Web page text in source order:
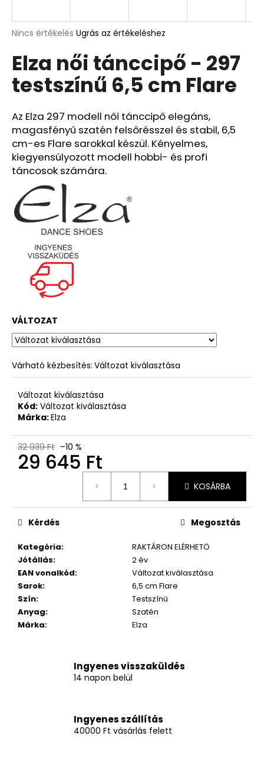
A
átlagos
értékelése
5-
ből
csillag.
Nincs értékelés Ugrás az értékeléshez
Elza női tánccipő - 297
testszínű 6,5 cm Flare
Az Elza 297 modell női tánccipő elegáns,
magasfényű szatén felsőrésszel és stabil, 6,5
cm-es Flare sarokkal készül. Kényelmes,
kiegyensúlyozott modell hobbi- és profi
táncosok számára.
VÁLTOZAT
Várható kézbesítés: Változat kiválasztása
Változat kiválasztása
Kód: Változat kiválasztása
Márka:Elza
32 939 Ft –10 %
29 645 Ft
KOSÁRBA
Kategória:
RAKTÁRON ELÉRHETÖ
Jótállás:
2 év
EAN vonalkód:
Változat kiválasztása
Sarok:
6,5 cm Flare
Szín:
Testszínű
Anyag:
Szatén
Márka: Elza
Kérdés Megosztás
Ingyenes visszaküldés
14 napon belül
Ingyenes szállítás
40000 Ft vásárlás felett
A
á
n
l
u
k